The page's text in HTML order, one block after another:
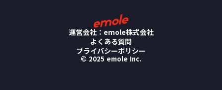
運営会社：emole株式会社
よくある質問
プライバシーポリシー
© 2025 emole Inc.